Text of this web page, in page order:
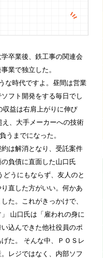
卒業後、鉄工事の関連会
業で独立した。
な時代ですよ。昼間は営業
フト開発をする毎日でし
益は右肩上がりに伸び
、大手メーカーへの技術
うまでになった。
は解消となり、受託案件
負債に直面した山口氏
うにもならず、友人のと
直した方がいい。何かあ
た。これがきっかけで、
山口氏は「雇われの身に
込んできた他社役員のポ
た。 そんな中、ＰＯＳレ
レジではなく、内部ソフ